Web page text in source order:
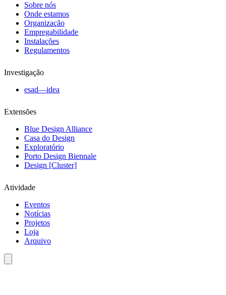
Sobre nós
Onde estamos
Organização
Empregabilidade
Instalações
Regulamentos
Investigação
esad—idea
Extensões
Blue Design Alliance
Casa do Design
Exploratório
Porto Design Biennale
Design [Cluster]
Atividade
Eventos
Notícias
Projetos
Loja
Arquivo